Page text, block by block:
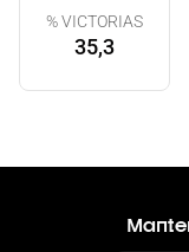
% VICTORIAS
35,3